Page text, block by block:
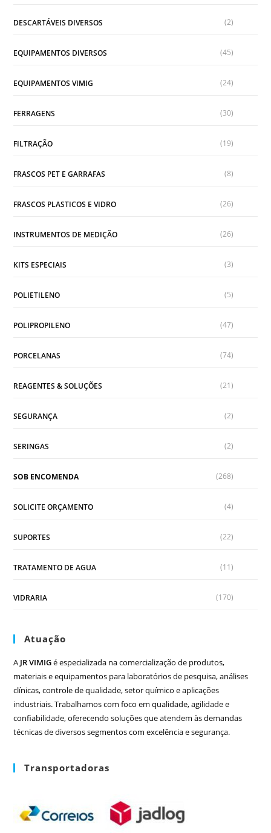
DESCARTÁVEIS DIVERSOS (2)
EQUIPAMENTOS DIVERSOS (45)
EQUIPAMENTOS VIMIG (24)
FERRAGENS (30)
FILTRAÇÃO (19)
FRASCOS PET E GARRAFAS (8)
FRASCOS PLASTICOS E VIDRO (26)
INSTRUMENTOS DE MEDIÇÃO (26)
KITS ESPECIAIS (3)
POLIETILENO (5)
POLIPROPILENO (47)
PORCELANAS (74)
REAGENTES & SOLUÇÕES (21)
SEGURANÇA (2)
SERINGAS (2)
SOB ENCOMENDA (268)
SOLICITE ORÇAMENTO (4)
SUPORTES (22)
TRATAMENTO DE AGUA (11)
VIDRARIA (170)
Atuação
A JR VIMIGé especializada na comercialização de produtos,
materiais e equipamentos para laboratórios de pesquisa, análises
clínicas, controle de qualidade, setor químico e aplicações
industriais. Trabalhamos com foco em qualidade, agilidade e
confiabilidade, oferecendo soluções que atendem às demandas
técnicas de diversos segmentos com excelência e segurança.
Transportadoras